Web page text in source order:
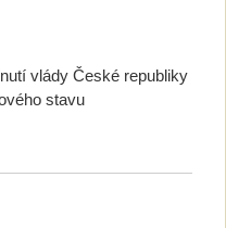
vlády České republiky
stavu